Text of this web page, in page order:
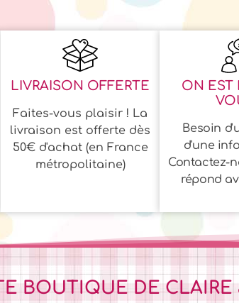
LIVRAISON OFFERTE
Faites-vous plaisir ! La
livraison est offerte dès
50€ d'achat (en France
métropolitaine)
ON EST
Besoin
d'une
Contactez-
répond
BOUTIQUE DE